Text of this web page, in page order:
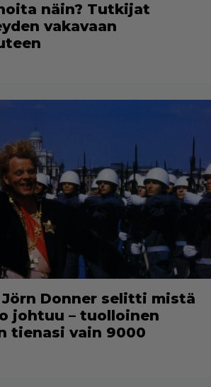
näin? Tutkijat
vakavaan
Donner selitti mistä
johtuu – tuolloinen
tienasi vain 9000